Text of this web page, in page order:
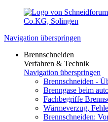
Navigation überspringen
Brennschneiden
Verfahren & Technik
Navigation überspringen
Brennschneiden -
Brenngase beim
Fachbegriffe
Wärmeverzug,
Brennschneiden: